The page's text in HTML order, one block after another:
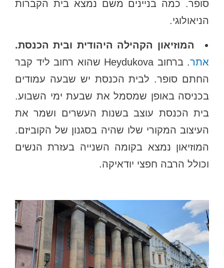
סופר. כמה בניינים משם נמצא בית הקברות
הניאולוגי.
המוזיאון הקהילה היהודית ובית הכנסת.
אתר
. ברחוב Heydukova שהוא רחוב ליד קבר
החתם סופר. לבית הכנסת יש שבעה עמודים
בכניסה באופן שמסמל את שבעת ימי השבוע.
בית הכנסת עוצב בשנות העשרים ושמר את
העיצוב המקורי שלו שהיה בסגנון של הקוביזם.
המוזיאון נמצא בקומה השנייה בעזרת הנשים
וכולל הרבה חפצי יודאיקה.